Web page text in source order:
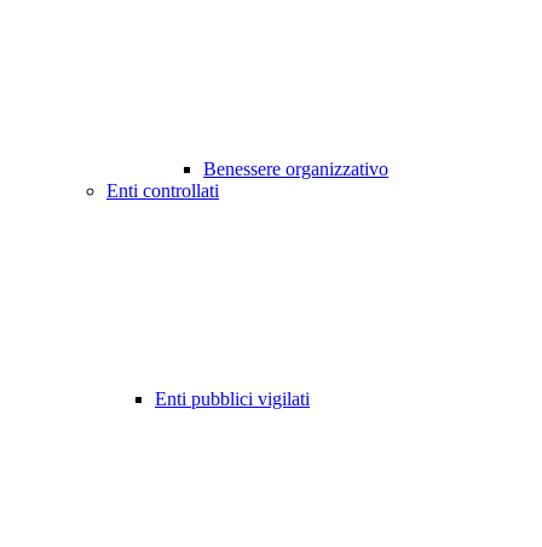
Benessere organizzativo
Enti controllati
Enti pubblici vigilati